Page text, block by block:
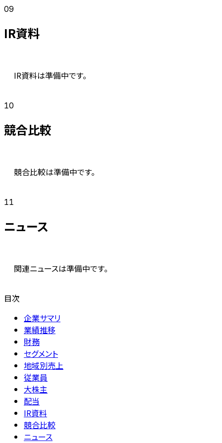
09
IR資料
IR資料は準備中です。
10
競合比較
競合比較は準備中です。
11
ニュース
関連ニュースは準備中です。
目次
企業サマリ
業績推移
財務
セグメント
地域別売上
従業員
大株主
配当
IR資料
競合比較
ニュース